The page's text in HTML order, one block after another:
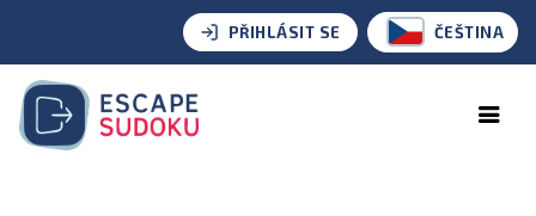
PŘIHLÁSIT SE ČEŠTINA